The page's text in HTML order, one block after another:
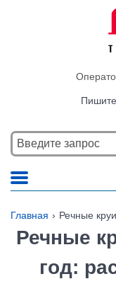
Главная Речные
Речные
год: